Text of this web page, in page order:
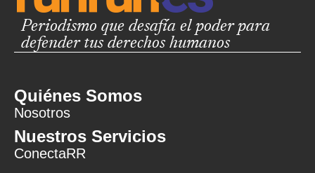
Periodismo que desafía el poder para
defender tus derechos humanos
Quiénes Somos
Nosotros
Nuestros Servicios
ConectaRR